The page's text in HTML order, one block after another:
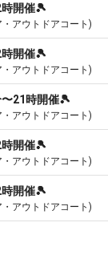
開催🎾
アウトドアコート)
開催🎾
アウトドアコート)
21時開催🎾
アウトドアコート)
開催🎾
アウトドアコート)
開催🎾
アウトドアコート)